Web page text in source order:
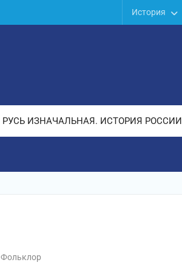
История
РУСЬ ИЗНАЧАЛЬНАЯ. ИСТОРИЯ РОССИИ
Фольклор